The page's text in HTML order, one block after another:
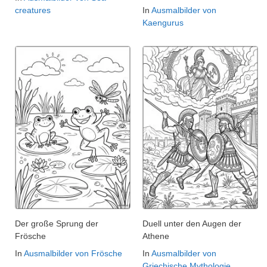
creatures
In Ausmalbilder von
Kaengurus
Der große Sprung der
Frösche
In Ausmalbilder von Frösche
Duell unter den Augen der
Athene
In Ausmalbilder von